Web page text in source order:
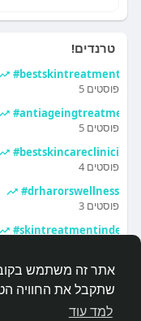
שתקבל את החוויה
למד עוד
טרנדים!
5 פוסטים
5 פוסטים
4 פוסטים
#drharorswellness
3 פוסטים
#skintreatmentindelhi